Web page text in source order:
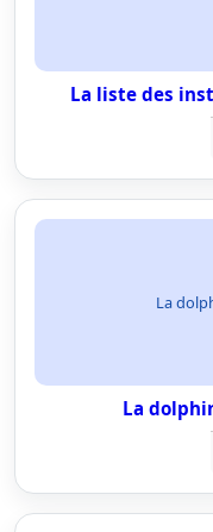
La liste des
La
La